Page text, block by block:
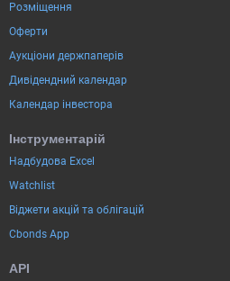
Розміщення
Оферти
Аукціони держпаперів
Дивідендний календар
Календар інвестора
Інструментарій
Надбудова Excel
Watchlist
Віджети акцій та облігацій
Cbonds App
API